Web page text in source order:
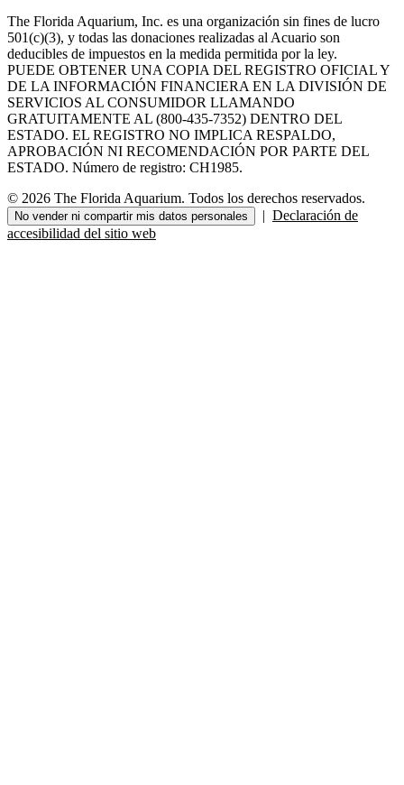
The Florida Aquarium, Inc. es una organización sin fines de lucro
501(c)(3), y todas las donaciones realizadas al Acuario son
deducibles de impuestos en la medida permitida por la ley.
PUEDE OBTENER UNA COPIA DEL REGISTRO OFICIAL Y
DE LA INFORMACIÓN FINANCIERA EN LA DIVISIÓN DE
SERVICIOS AL CONSUMIDOR LLAMANDO
GRATUITAMENTE AL (800-435-7352) DENTRO DEL
ESTADO. EL REGISTRO NO IMPLICA RESPALDO,
APROBACIÓN NI RECOMENDACIÓN POR PARTE DEL
ESTADO. Número de registro: CH1985.
© 2026 The Florida Aquarium. Todos los derechos reservados.
No vender ni compartir mis datos personales | Declaración de
accesibilidad del sitio web